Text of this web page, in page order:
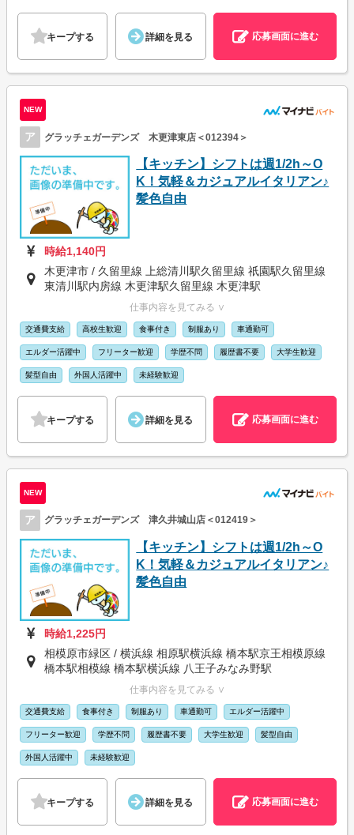
キープする 詳細を見る 応募画面に進む
NEW
ア グラッチェガーデンズ 木更津東店＜012394＞
【キッチン】シフトは週1/2h～O
K！気軽＆カジュアルイタリアン♪
髪色自由
時給1,140円
木更津市 / 久留里線 上総清川駅久留里線 祇園駅久留里線
東清川駅内房線 木更津駅久留里線 木更津駅
仕事内容を見てみる ∨
交通費支給 高校生歓迎 食事付き 制服あり 車通勤可
エルダー活躍中 フリーター歓迎 学歴不問 履歴書不要 大学生歓迎
髪型自由 外国人活躍中 未経験歓迎
キープする 詳細を見る 応募画面に進む
NEW
ア グラッチェガーデンズ 津久井城山店＜012419＞
【キッチン】シフトは週1/2h～O
K！気軽＆カジュアルイタリアン♪
髪色自由
時給1,225円
相模原市緑区 / 横浜線 相原駅横浜線 橋本駅京王相模原線
橋本駅相模線 橋本駅横浜線 八王子みなみ野駅
仕事内容を見てみる ∨
交通費支給 食事付き 制服あり 車通勤可 エルダー活躍中
フリーター歓迎 学歴不問 履歴書不要 大学生歓迎 髪型自由
外国人活躍中 未経験歓迎
キープする 詳細を見る 応募画面に進む